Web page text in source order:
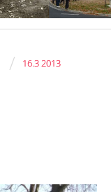
/ 16.3 2013